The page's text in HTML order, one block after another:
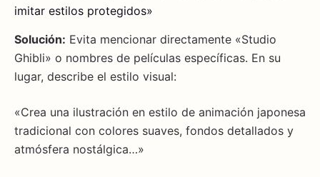
imitar estilos protegidos»
Solución: Evita mencionar directamente «Studio
Ghibli» o nombres de películas específicas. En su
lugar, describe el estilo visual:
«Crea una ilustración en estilo de animación japonesa
tradicional con colores suaves, fondos detallados y
atmósfera nostálgica…»